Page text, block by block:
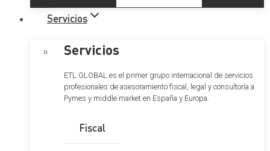
Servicios
Servicios
ETL GLOBAL es el primer grupo internacional de servicios
profesionales de asesoramiento fiscal, legal y consultoría a
Pymes y middle market en España y Europa.
Fiscal